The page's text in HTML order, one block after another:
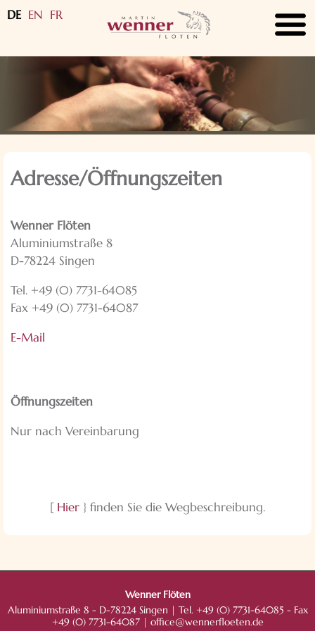
DE EN FR
Adresse/Öffnungszeiten
Wenner Flöten
Aluminiumstraße 8
D-78224 Singen
Tel. +49 (0) 7731-64085
Fax +49 (0) 7731-64087
E-Mail
Öffnungszeiten
Nur nach Vereinbarung
[ Hier } finden Sie die Wegbeschreibung.
Wenner Flöten
Aluminiumstraße 8 - D-78224 Singen | Tel. +49 (0) 7731-64085 - Fax
+49 (0) 7731-64087 | office@wennerfloeten.de